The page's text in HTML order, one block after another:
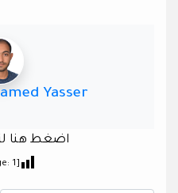
Yasser
اضغط هنا
[Average:
1